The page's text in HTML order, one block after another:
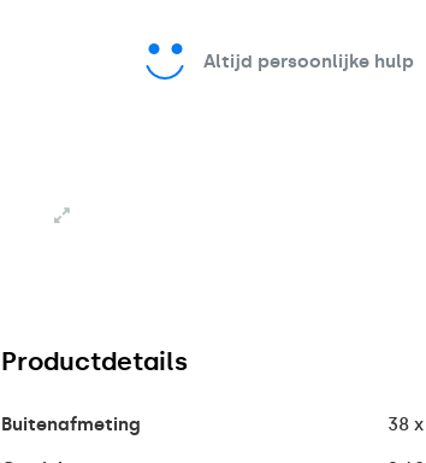
Altijd persoonlijke hulp
Productdetails
Buitenafmeting 38